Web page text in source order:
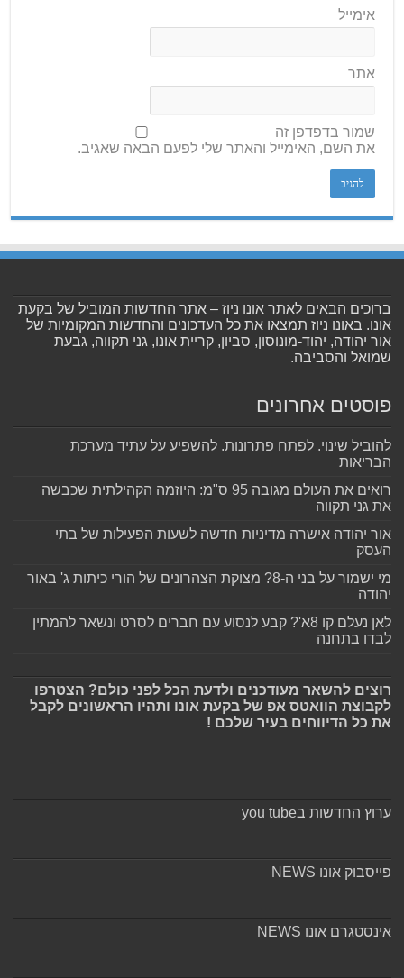
אימייל
אתר
שמור בדפדפן זה
את השם, האימייל והאתר שלי לפעם הבאה שאגיב.
ברוכים הבאים לאתר אונו ניוז – אתר החדשות המוביל של בקעת
אונו. באונו ניוז תמצאו את כל העדכונים והחדשות המקומיות של
אור יהודה, יהוד-מונוסון, סביון, קריית אונו, גני תקווה, גבעת
שמואל והסביבה.
פוסטים אחרונים
להוביל שינוי. לפתח פתרונות. להשפיע על עתיד מערכת
הבריאות
רואים את העולם מגובה 95 ס"מ: היוזמה הקהילתית שכבשה
את גני תקווה
אור יהודה אישרה מדיניות חדשה לשעות הפעילות של בתי
העסק
מי ישמור על בני ה-8? מצוקת הצהרונים של הורי כיתות ג' באור
יהודה
לאן נעלם קו 8א'? קבע לנסוע עם חברים לסרט ונשאר להמתין
לבדו בתחנה
רוצים להשאר מעודכנים ולדעת הכל לפני כולם? הצטרפו
לקבוצת הוואטס אפ של בקעת אונו ותהיו הראשונים לקבל
את כל הדיווחים בעיר שלכם !
ערוץ החדשות בyou tube
פייסבוק אונו NEWS
אינסטגרם אונו NEWS